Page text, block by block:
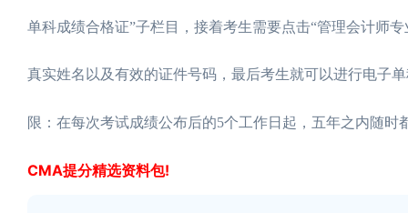
单科成绩合格证”子栏目，接着考生需要点击“管理会计师
真实姓名以及有效的证件号码，最后考生就可以进行电子
限：在每次考试成绩公布后的5个工作日起，五年之内随
CMA提分精选资料包!